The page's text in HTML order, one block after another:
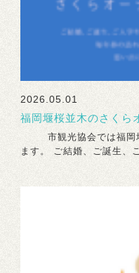
2026.05.01
福岡堰桜並木のさくら
市観光協会では福岡堰
ます。 ご結婚、ご誕生、